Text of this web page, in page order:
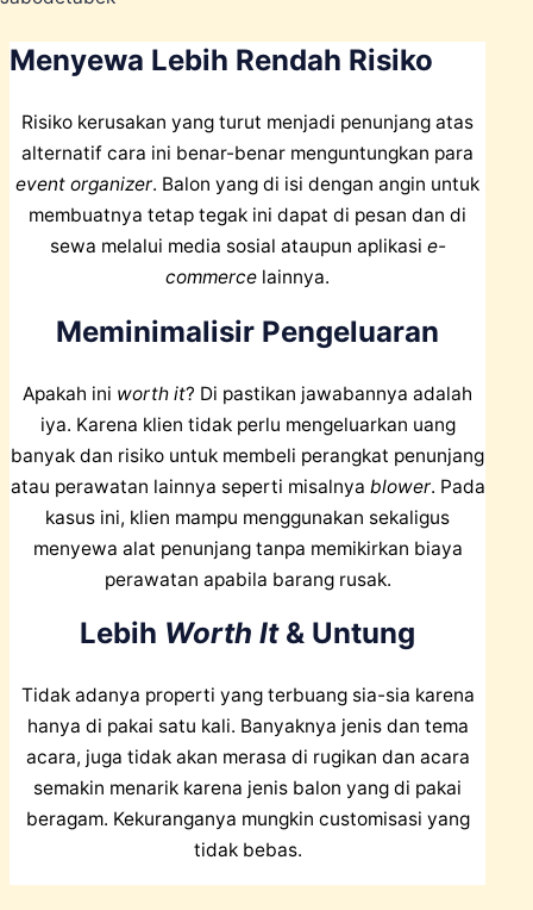
Menyewa Lebih Rendah Risiko
Risiko kerusakan yang turut menjadi penunjang atas
alternatif cara ini benar-benar menguntungkan para
event organizer. Balon yang di isi dengan angin untuk
membuatnya tetap tegak ini dapat di pesan dan di
sewa melalui media sosial ataupun aplikasi e-
commerce lainnya.
Meminimalisir Pengeluaran
Apakah ini worth it? Di pastikan jawabannya adalah
iya. Karena klien tidak perlu mengeluarkan uang
banyak dan risiko untuk membeli perangkat penunjang
atau perawatan lainnya seperti misalnya blower. Pada
kasus ini, klien mampu menggunakan sekaligus
menyewa alat penunjang tanpa memikirkan biaya
perawatan apabila barang rusak.
Lebih Worth It & Untung
Tidak adanya properti yang terbuang sia-sia karena
hanya di pakai satu kali. Banyaknya jenis dan tema
acara, juga tidak akan merasa di rugikan dan acara
semakin menarik karena jenis balon yang di pakai
beragam. Kekuranganya mungkin customisasi yang
tidak bebas.